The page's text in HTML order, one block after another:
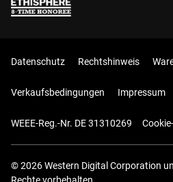
Datenschutz Rechtshinweis
Verkaufsbedingungen Impressum
WEEE-Reg.-Nr. DE 31310269
© 2026 Western Digital Corporation